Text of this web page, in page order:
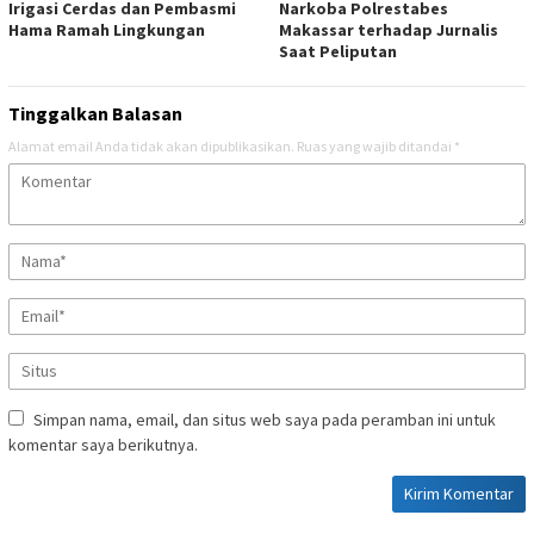
Irigasi Cerdas dan Pembasmi
Hama Ramah Lingkungan
Narkoba Polrestabes
Makassar terhadap Jurnalis
Saat Peliputan
Tinggalkan Balasan
Alamat email Anda tidak akan dipublikasikan. Ruas yang wajib ditandai *
Simpan nama, email, dan situs web saya pada peramban ini untuk
komentar saya berikutnya.